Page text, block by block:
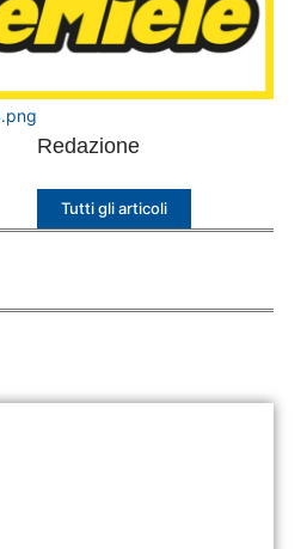
Redazione
Tutti gli articoli